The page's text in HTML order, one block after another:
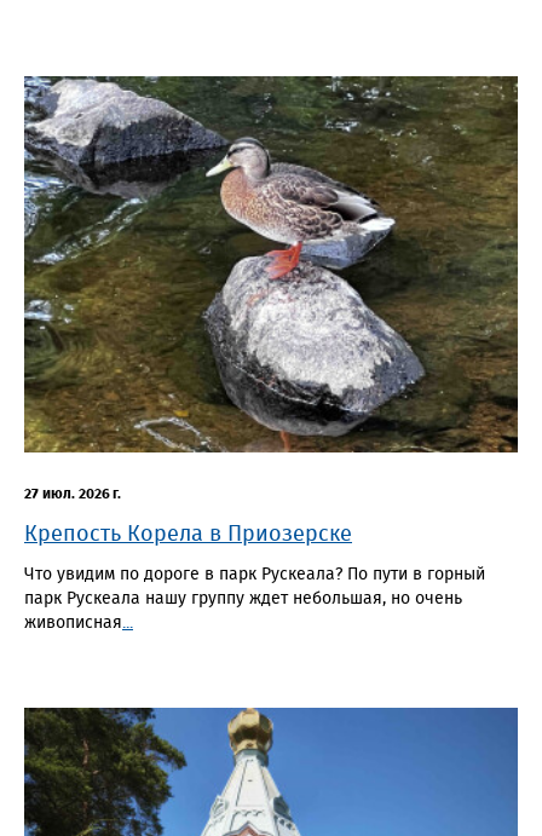
27 июл. 2026 г.
Крепость Корела в Приозерске
Что увидим по дороге в парк Рускеала? По пути в горный
парк Рускеала нашу группу ждет небольшая, но очень
живописная...